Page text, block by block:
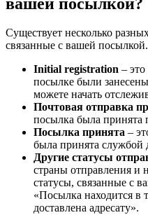
Существует несколько
связанные с вашей
Initial registration –
посылке были
можете начать
Почтовая отправка
посылка была принята
Посылка принята –
была принята службой
Другие статусы
страны отправления и
статусы, связанные с
«Посылка находится
доставлена адресату».